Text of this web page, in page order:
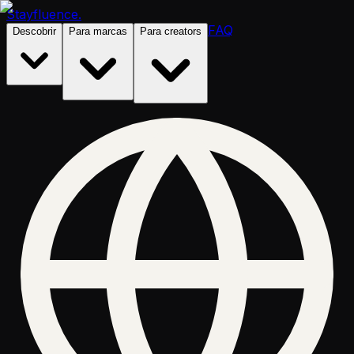
Stayfluence.
Descobrir Para marcas Para creators FAQ